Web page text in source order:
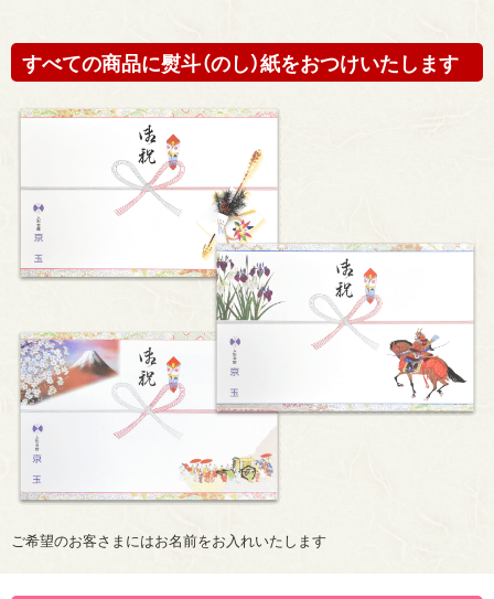
すべての商品に熨斗（のし）紙をおつけいたします
ご希望のお客さまにはお名前をお入れいたします